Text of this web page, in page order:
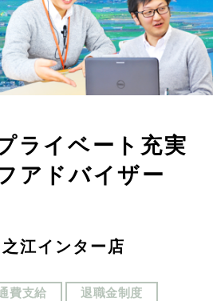
ライベート充実
アドバイザー
江インター店
費支給
退職金制度